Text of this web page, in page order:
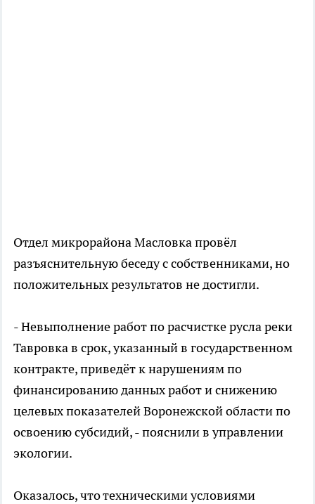
Отдел микрорайона Масловка провёл
разъяснительную беседу с собственниками, но
положительных результатов не достигли.
- Невыполнение работ по расчистке русла реки
Тавровка в срок, указанный в государственном
контракте, приведёт к нарушениям по
финансированию данных работ и снижению
целевых показателей Воронежской области по
освоению субсидий, - пояснили в управлении
экологии.
Оказалось, что техническими условиями